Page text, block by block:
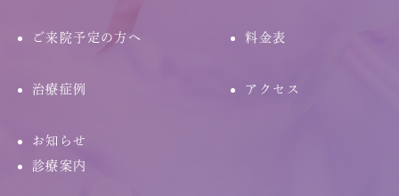
ご来院予定の方へ 料金表
治療症例 アクセス
お知らせ
診療案内